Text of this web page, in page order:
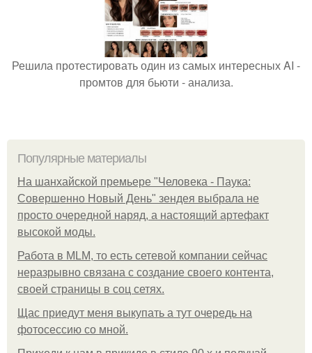
Решила протестировать один из самых интересных AI -
промтов для бьюти - анализа.
Популярные материалы
На шанхайской премьере "Человека - Паука:
Совершенно Новый День" зендея выбрала не
просто очередной наряд, а настоящий артефакт
высокой моды.
Работа в MLM, то есть сетевой компании сейчас
неразрывно связана с создание своего контента,
своей страницы в соц сетях.
Щас приедут меня выкупать а тут очередь на
фотосессию со мной.